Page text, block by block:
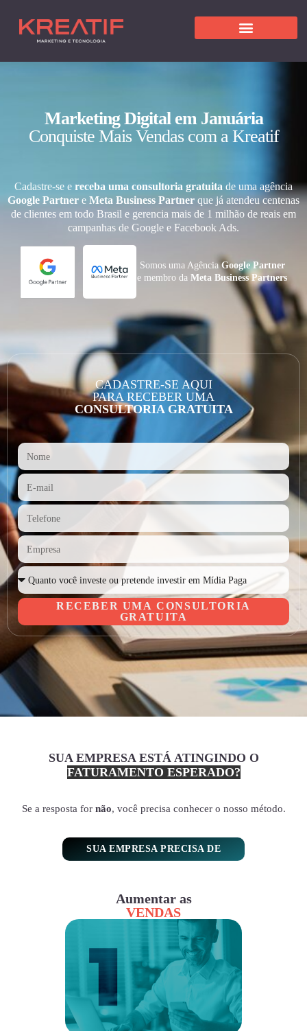
Marketing Digital em Januária
Conquiste Mais Vendas com a Kreatif
Cadastre-se e receba uma consultoria gratuita de uma agência
Google Partner e Meta Business Partner que já atendeu centenas
de clientes em todo Brasil e gerencia mais de 1 milhão de reais em
campanhas de Google e Facebook Ads.
Somos uma AgênciaGoogle Partner
e membro daMeta Business Partners
CADASTRE-SE AQUI
PARA RECEBER UMA
CONSULTORIA GRATUITA
RECEBER UMA CONSULTORIA
GRATUITA
SUA EMPRESA ESTÁ ATINGINDO O
FATURAMENTO ESPERADO?
Se a resposta for não, você precisa conhecer o nosso método.
SUA EMPRESA PRECISA DE
Aumentar as
VENDAS